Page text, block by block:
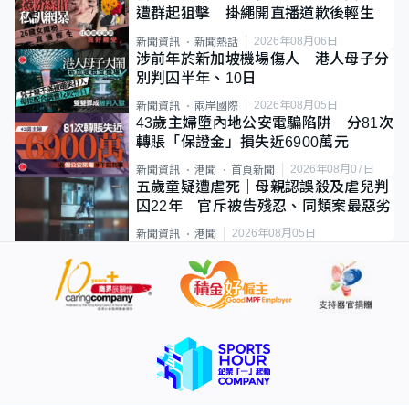
遭群起狙擊 掛繩開直播道歉後輕生
新聞資訊 新聞熱話 2026年08月06日
涉前年於新加坡機場傷人 港人母子分
別判囚半年、10日
新聞資訊 兩岸國際 2026年08月05日
43歲主婦墮內地公安電騙陷阱 分81次
轉賬「保證金」損失近6900萬元
新聞資訊 港聞 首頁新聞 2026年08月07日
五歲童疑遭虐死｜母親認誤殺及虐兒判
囚22年 官斥被告殘忍、同類案最惡劣
新聞資訊 港聞 2026年08月05日